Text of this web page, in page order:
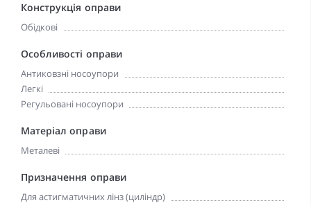
Конструкція оправи
Обідкові
Особливості оправи
Антиковзні носоупори
Легкі
Регульовані носоупори
Матеріал оправи
Металеві
Призначення оправи
Для астигматичних лінз (циліндр)